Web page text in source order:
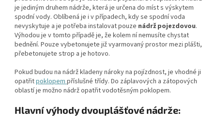
je jediným druhem nádrže, která je určena do míst s výskytem
spodní vody. Oblíbená je i v případech, kdy se spodní voda
nevyskytuje a je potřeba instalovat pouze nádrž pojezdovou.
Výhodou je v tomto případě je, že kolem ní nemusíte chystat
bednění. Pouze vybetonujete již vyarmovaný prostor mezi plášti,
přebetonujete strop a je hotovo.
Pokud budou na nádrž kladeny nároky na pojízdnost, je vhodné ji
opatřitpoklopem příslušné třídy. Do záplavových a zátopových
oblastí je možno nádrž opatřit vodotěsným poklopem.
Hlavní výhody dvouplášťové nádrže: